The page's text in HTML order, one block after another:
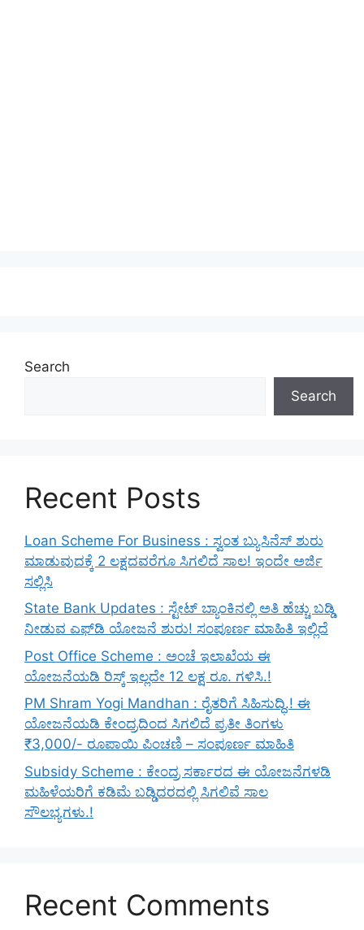
Search
Search
Recent Posts
Loan Scheme For Business : ಸ್ವಂತ ಬ್ಯುಸಿನೆಸ್ ಶುರು
ಮಾಡುವುದಕ್ಕೆ 2 ಲಕ್ಷದವರೆಗೂ ಸಿಗಲಿದೆ ಸಾಲ! ಇಂದೇ ಅರ್ಜಿ
ಸಲ್ಲಿಸಿ
State Bank Updates : ಸ್ಟೇಟ್ ಬ್ಯಾಂಕಿನಲ್ಲಿ ಅತಿ ಹೆಚ್ಚು ಬಡ್ಡಿ
ನೀಡುವ ಎಫ್‌ಡಿ ಯೋಜನೆ ಶುರು! ಸಂಪೂರ್ಣ ಮಾಹಿತಿ ಇಲ್ಲಿದೆ
Post Office Scheme : ಅಂಚೆ ಇಲಾಖೆಯ ಈ
ಯೋಜನೆಯಡಿ ರಿಸ್ಕ್‌ ಇಲ್ಲದೇ 12 ಲಕ್ಷ ರೂ. ಗಳಿಸಿ.!
PM Shram Yogi Mandhan : ರೈತರಿಗೆ ಸಿಹಿಸುದ್ಧಿ.! ಈ
ಯೋಜನೆಯಡಿ ಕೇಂದ್ರದಿಂದ ಸಿಗಲಿದೆ ಪ್ರತೀ ತಿಂಗಳು
₹3,000/- ರೂಪಾಯಿ ಪಿಂಚಣಿ – ಸಂಪೂರ್ಣ ಮಾಹಿತಿ
Subsidy Scheme : ಕೇಂದ್ರ ಸರ್ಕಾರದ ಈ ಯೋಜನೆಗಳಡಿ
ಮಹಿಳೆಯರಿಗೆ ಕಡಿಮೆ ಬಡ್ಡಿದರದಲ್ಲಿ ಸಿಗಲಿವೆ ಸಾಲ
ಸೌಲಭ್ಯಗಳು.!
Recent Comments